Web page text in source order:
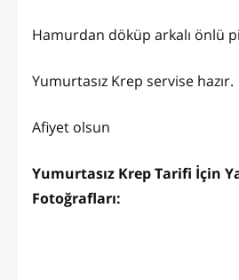
Hamurdan döküp arkalı önlü
Yumurtasız Krep servise hazır.
Afiyet olsun
Yumurtasız Krep Tarifi İçin
Fotoğrafları: